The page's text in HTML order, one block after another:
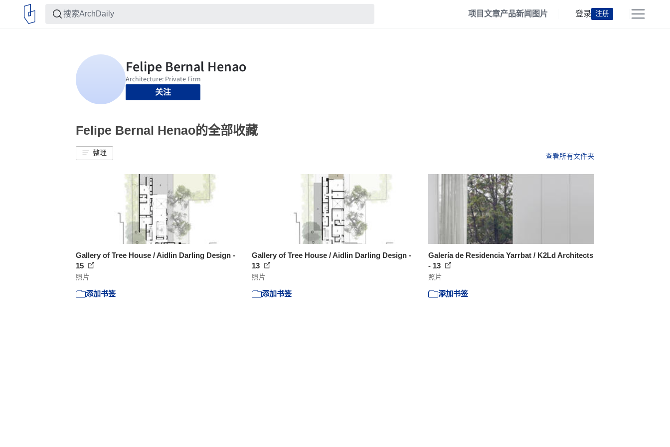
项目文章产品新闻 图片 登录 注册
关注
Felipe Bernal Henao的全部收藏
整理 查看所有文件夹
Gallery of Tree House / Aidlin Darling Design -
15
照片
添加书签
Gallery of Tree House / Aidlin Darling Design -
13
照片
添加书签
Galería de Residencia Yarrbat / K2Ld Architects
- 13
照片
添加书签